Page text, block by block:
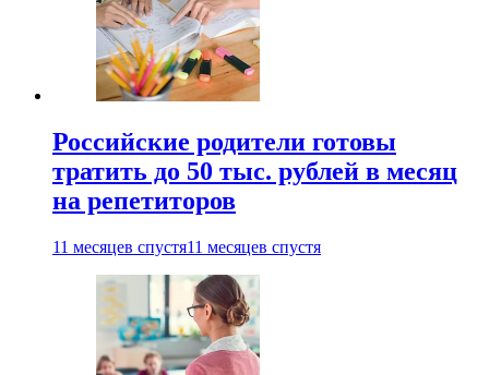
Российские родители готовы
тратить до 50 тыс. рублей в месяц
на репетиторов
11 месяцев спустя11 месяцев спустя